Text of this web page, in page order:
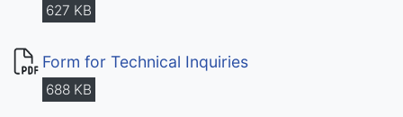
627 KB
Form for Technical Inquiries
688 KB